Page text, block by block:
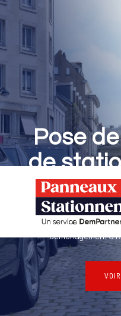
Pose
de
Panneaux
d'autorisations de
déménagement à